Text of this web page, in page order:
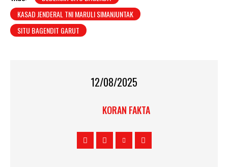
KASAD JENDERAL TNI MARULI SIMANJUNTAK
SITU BAGENDIT GARUT
12/08/2025
KORAN FAKTA